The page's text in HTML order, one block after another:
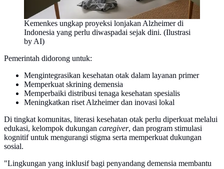
Kemenkes ungkap proyeksi lonjakan Alzheimer di
Indonesia yang perlu diwaspadai sejak dini. (Ilustrasi
by AI)
Pemerintah didorong untuk:
Mengintegrasikan kesehatan otak dalam layanan primer
Memperkuat skrining demensia
Memperbaiki distribusi tenaga kesehatan spesialis
Meningkatkan riset Alzheimer dan inovasi lokal
Di tingkat komunitas, literasi kesehatan otak perlu diperkuat melalui
edukasi, kelompok dukungan caregiver, dan program stimulasi
kognitif untuk mengurangi stigma serta memperkuat dukungan
sosial.
"Lingkungan yang inklusif bagi penyandang demensia membantu